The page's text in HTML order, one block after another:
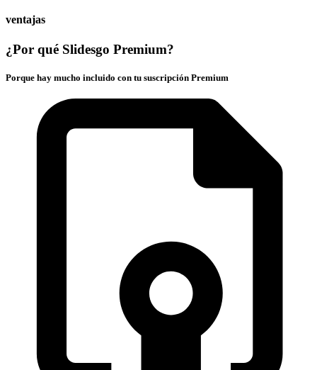
ventajas
¿Por qué Slidesgo Premium?
Porque hay mucho incluido con tu suscripción Premium